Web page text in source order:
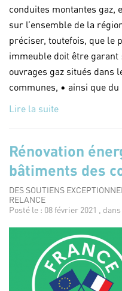
conduites montantes gaz,
sur l’ensemble de la
préciser, toutefois, que le
immeuble doit être garant
ouvrages gaz situés dans
communes, • ainsi que du
Lire la suite
Rénovation
bâtiments des
DES SOUTIENS
RELANCE
Posté le : 08 février 2021 , dans